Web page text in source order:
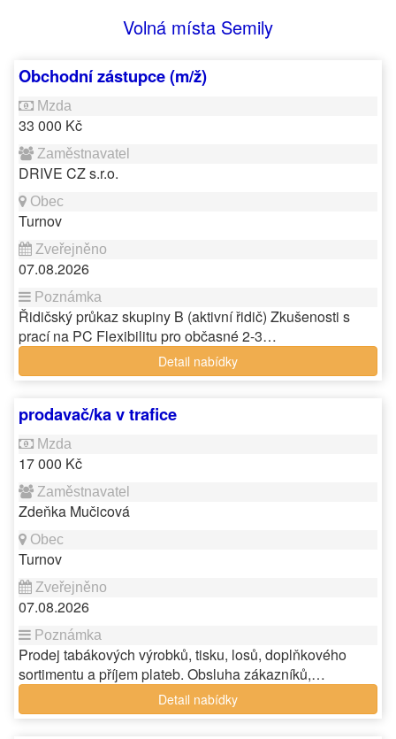
Volná místa Semily
Obchodní zástupce (m/ž)
33 000 Kč
DRIVE CZ s.r.o.
Turnov
07.08.2026
Řidičský průkaz skupiny B (aktivní řidič) Zkušenosti s
prací na PC Flexibilitu pro občasné 2-3…
Detail nabídky
prodavač/ka v trafice
17 000 Kč
Zdeňka Mučicová
Turnov
07.08.2026
Prodej tabákových výrobků, tisku, losů, doplňkového
sortimentu a příjem plateb. Obsluha zákazníků,…
Detail nabídky